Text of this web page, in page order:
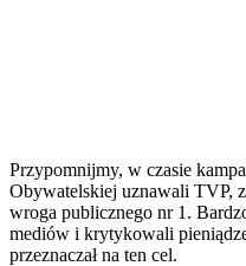
Przypomnijmy, w czasie
Obywatelskiej uznawali TVP,
wroga publicznego nr 1.
mediów i krytykowali
przeznaczał na ten cel.